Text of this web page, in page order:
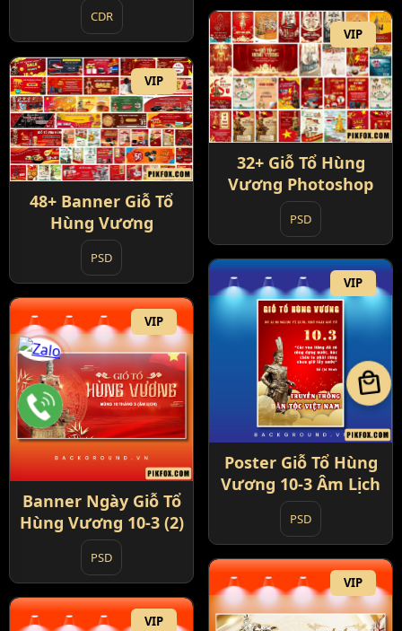
CDR
VIP
32+ Giỗ Tổ Hùng
Vương Photoshop
PSD
VIP
48+ Banner Giỗ Tổ
Hùng Vương
PSD
VIP
Poster Giỗ Tổ Hùng
Vương 10-3 Âm Lịch
PSD
VIP
Banner Ngày Giỗ Tổ
Hùng Vương 10-3 (2)
PSD
VIP
VIP
local_mall